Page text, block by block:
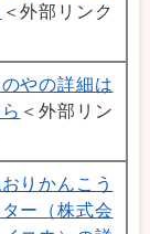
＜外部リンク
やの詳細は
＜外部リン
りかんこう
ー（株式会